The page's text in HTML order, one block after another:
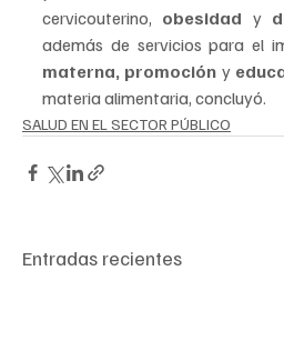
cervicouterino, obesidad y
además de servicios para el
materna, promoción y
materia alimentaria, concluyó.
SALUD EN EL SECTOR PÚBLICO
Entradas recientes